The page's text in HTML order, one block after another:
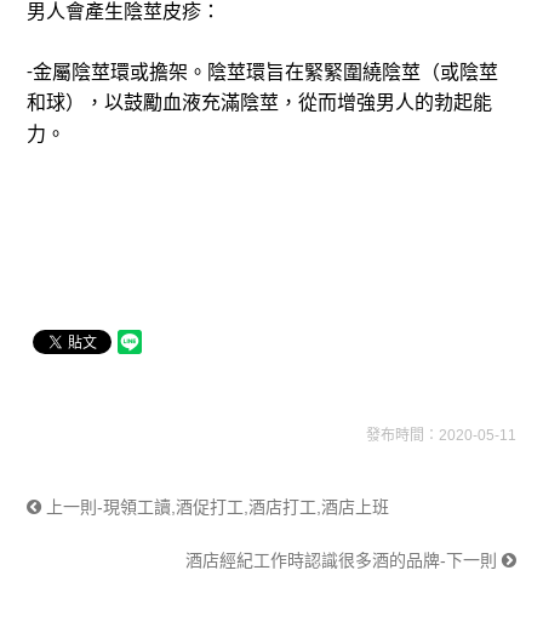
男人會產生陰莖皮疹：
-金屬陰莖環或擔架。陰莖環旨在緊緊圍繞陰莖（或陰莖
和球），以鼓勵血液充滿陰莖，從而增強男人的勃起能
力。
發布時間：2020-05-11
上一則-現領工讀,酒促打工,酒店打工,酒店上班
酒店經紀工作時認識很多酒的品牌-下一則